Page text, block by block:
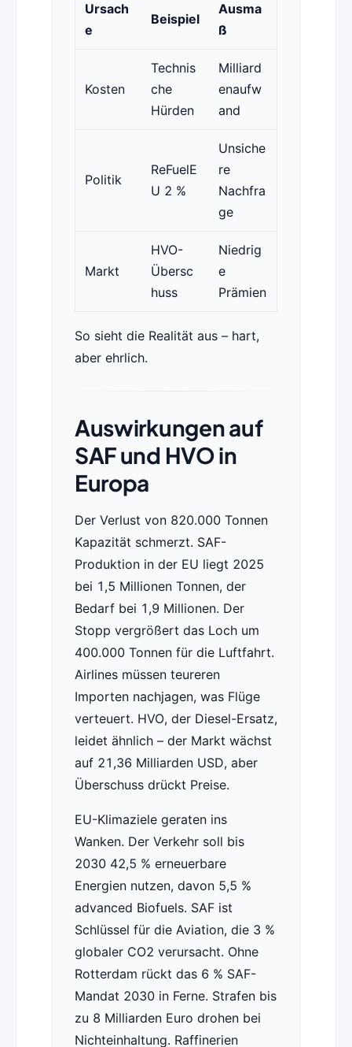
Ursach
e
Beispiel
Ausma
ß
Kosten
Technis
che
Hürden
Milliard
enaufw
and
Politik
ReFuelE
U 2 %
Unsiche
re
Nachfra
ge
Markt
HVO-
Übersc
huss
Niedrig
e
Prämien
So sieht die Realität aus – hart,
aber ehrlich.
Auswirkungen auf
SAF und HVO in
Europa
Der Verlust von 820.000 Tonnen
Kapazität schmerzt. SAF-
Produktion in der EU liegt 2025
bei 1,5 Millionen Tonnen, der
Bedarf bei 1,9 Millionen. Der
Stopp vergrößert das Loch um
400.000 Tonnen für die Luftfahrt.
Airlines müssen teureren
Importen nachjagen, was Flüge
verteuert. HVO, der Diesel-Ersatz,
leidet ähnlich – der Markt wächst
auf 21,36 Milliarden USD, aber
Überschuss drückt Preise.
EU-Klimaziele geraten ins
Wanken. Der Verkehr soll bis
2030 42,5 % erneuerbare
Energien nutzen, davon 5,5 %
advanced Biofuels. SAF ist
Schlüssel für die Aviation, die 3 %
globaler CO2 verursacht. Ohne
Rotterdam rückt das 6 % SAF-
Mandat 2030 in Ferne. Strafen bis
zu 8 Milliarden Euro drohen bei
Nichteinhaltung. Raffinerien